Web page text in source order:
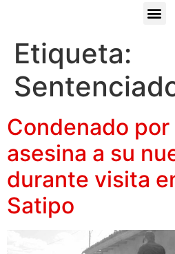
Etiqueta:
Condenado
asesina a su
durante visita
Satipo